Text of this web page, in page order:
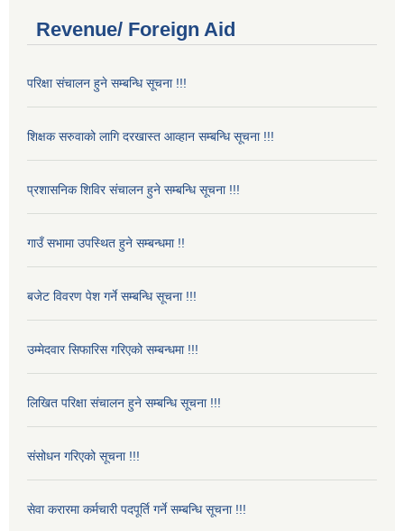
Revenue/ Foreign Aid
परिक्षा संचालन हुने सम्बन्धि सूचना !!!
शिक्षक सरुवाको लागि दरखास्त आव्हान सम्बन्धि सूचना !!!
प्रशासनिक शिविर संचालन हुने सम्बन्धि सूचना !!!
गाउँ सभामा उपस्थित हुने सम्बन्धमा !!
बजेट विवरण पेश गर्ने सम्बन्धि सूचना !!!
उम्मेदवार सिफारिस गरिएको सम्बन्धमा !!!
लिखित परिक्षा संचालन हुने सम्बन्धि सूचना !!!
संसोधन गरिएको सूचना !!!
सेवा करारमा कर्मचारी पदपूर्ति गर्ने सम्बन्धि सूचना !!!